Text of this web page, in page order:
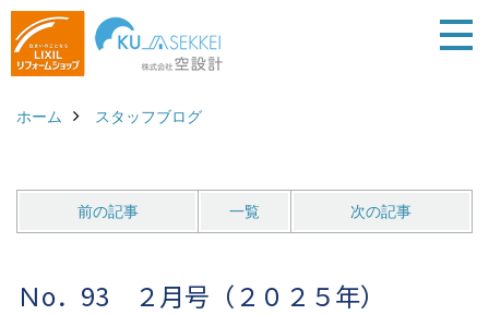
ホーム スタッフブログ
前の記事 一覧 次の記事
Ｎo．93 ２月号（２０２５年）